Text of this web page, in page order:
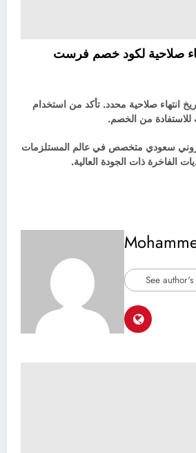
صلاحية لكود خصم فرست
انتهاء صلاحية محدد. تأكد من استخدام
للاستفادة من الخصم.
سعودي متخصص في عالم المستلزمات
الفاخرة ذات الجودة العالية.
See author's